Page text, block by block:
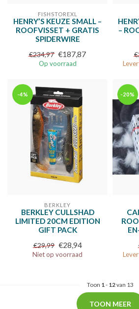
FISHSTOREXL
HENRY’S KEUZE SMALL –
ROOFVISSET + GRATIS
SPIDERWIRE
€234,97 €187,87
Op voorraad
–
-4%
BERKLEY
BERKLEY CULLSHAD
LIMITED 20CM EDITION
GIFT PACK
€29,99 €28,94
Niet op voorraad
-20%
Toon 1- 12van 13
TOON MEER